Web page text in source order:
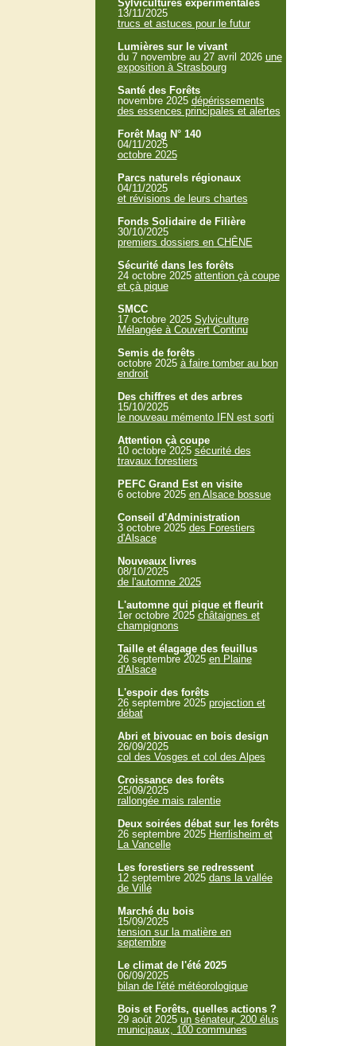
Sylvicultures expérimentales
13/11/2025
trucs et astuces pour le futur
Lumières sur le vivant
du 7 novembre au 27 avril 2026 une
exposition à Strasbourg
Santé des Forêts
novembre 2025 dépérissements
des essences principales et alertes
Forêt Mag N° 140
04/11/2025
octobre 2025
Parcs naturels régionaux
04/11/2025
et révisions de leurs chartes
Fonds Solidaire de Filière
30/10/2025
premiers dossiers en CHÊNE
Sécurité dans les forêts
24 octobre 2025 attention çà coupe
et çà pique
SMCC
17 octobre 2025 Sylviculture
Mélangée à Couvert Continu
Semis de forêts
octobre 2025 à faire tomber au bon
endroit
Des chiffres et des arbres
15/10/2025
le nouveau mémento IFN est sorti
Attention çà coupe
10 octobre 2025 sécurité des
travaux forestiers
PEFC Grand Est en visite
6 octobre 2025 en Alsace bossue
Conseil d'Administration
3 octobre 2025 des Forestiers
d'Alsace
Nouveaux livres
08/10/2025
de l'automne 2025
L'automne qui pique et fleurit
1er octobre 2025 châtaignes et
champignons
Taille et élagage des feuillus
26 septembre 2025 en Plaine
d'Alsace
L'espoir des forêts
26 septembre 2025 projection et
débat
Abri et bivouac en bois design
26/09/2025
col des Vosges et col des Alpes
Croissance des forêts
25/09/2025
rallongée mais ralentie
Deux soirées débat sur les forêts
26 septembre 2025 Herrlisheim et
La Vancelle
Les forestiers se redressent
12 septembre 2025 dans la vallée
de Villé
Marché du bois
15/09/2025
tension sur la matière en
septembre
Le climat de l'été 2025
06/09/2025
bilan de l'été météorologique
Bois et Forêts, quelles actions ?
29 août 2025 un sénateur, 200 élus
municipaux, 100 communes